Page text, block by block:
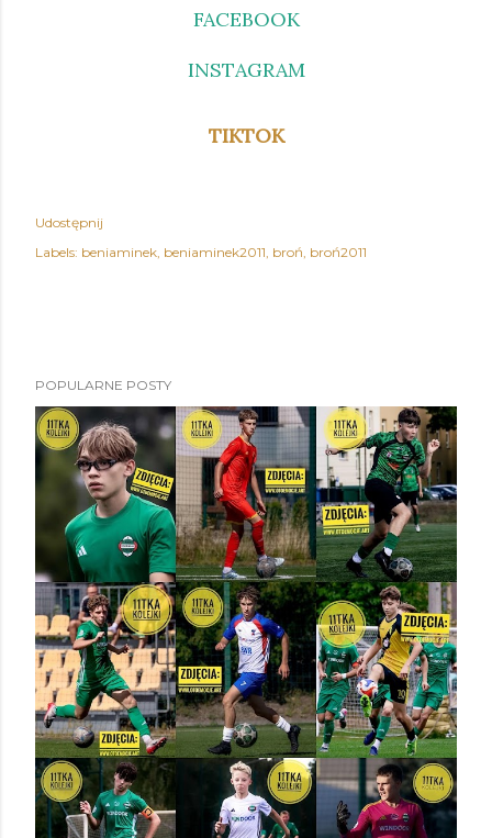
FACEBOOK
INSTAGRAM
TIKTOK
Udostępnij
Labels: beniaminek beniaminek2011 broń broń2011
POPULARNE POSTY